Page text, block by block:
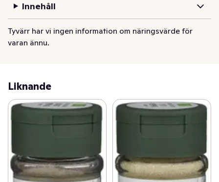
Innehåll
Tyvärr har vi ingen information om näringsvärde för
varan ännu.
Liknande